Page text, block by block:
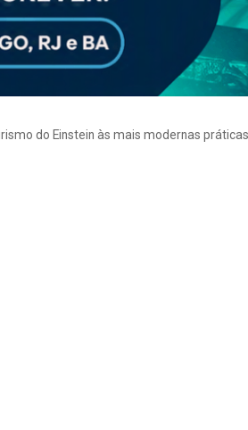
do Einstein às mais modernas